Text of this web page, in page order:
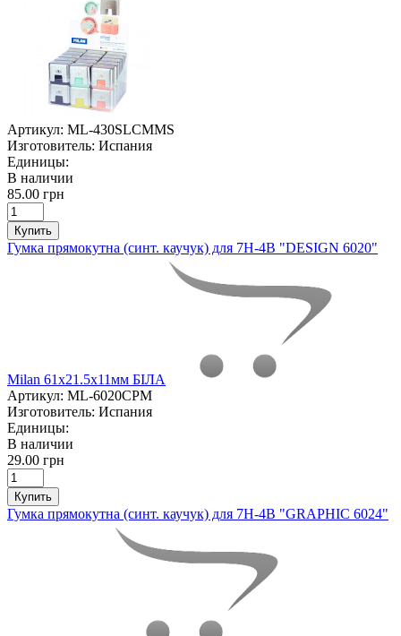
Артикул: ML-430SLCMMS
Изготовитель: Испания
Единицы:
В наличии
85.00 грн
Купить
Гумка прямокутна (синт. каучук) для 7Н-4В "DESIGN 6020"
Milan 61х21.5х11мм БІЛА
Артикул: ML-6020CPM
Изготовитель: Испания
Единицы:
В наличии
29.00 грн
Купить
Гумка прямокутна (синт. каучук) для 7Н-4В "GRAPHIC 6024"